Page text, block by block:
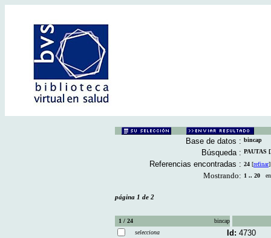
Base de datos : bincap
Búsqueda : PAUTAS
Referencias encontradas : 24 [refinar]
Mostrando: 1 .. 20 en
página 1 de 2
1 / 24
bincap
selecciona
Id: 4730